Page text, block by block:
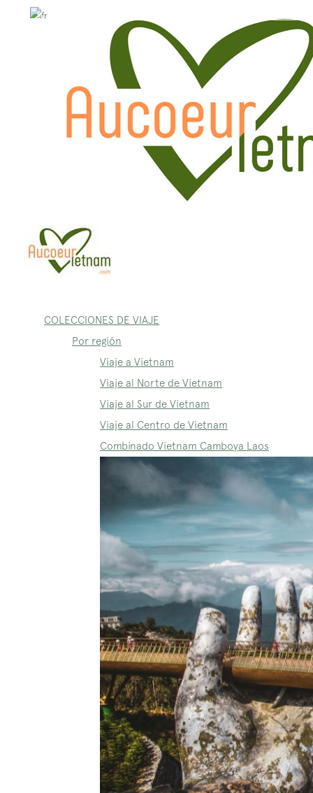
COLECCIONES DE VIAJE
Por región
Viaje a Vietnam
Viaje al Norte de Vietnam
Viaje al Sur de Vietnam
Viaje al Centro de Vietnam
Combinado Vietnam Camboya Laos
WhatsApp: +84.909.426.406